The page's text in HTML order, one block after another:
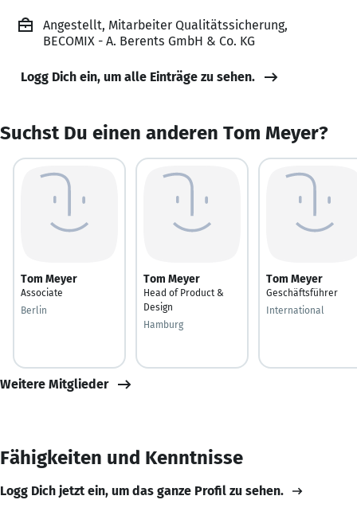
Angestellt, Mitarbeiter Qualitätssicherung,
BECOMIX - A. Berents GmbH & Co. KG
Logg Dich ein, um alle Einträge zu sehen.
Suchst Du einen anderen Tom Meyer?
Tom Meyer
Associate
Berlin
Tom Meyer
Head of Product &
Design
Hamburg
Tom Meyer
Geschäftsführer
International
Weitere Mitglieder
Fähigkeiten und Kenntnisse
Logg Dich jetzt ein, um das ganze Profil zu sehen.